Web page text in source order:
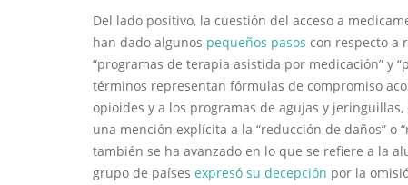
Del lado positivo, la cuestión del acceso a
han dado algunos pequeños pasos con respecto a
“programas de terapia asistida por medicación” y
términos representan fórmulas de compromiso
opioides y a los programas de agujas y
una mención explícita a la “reducción de daños” o
también se ha avanzado en lo que se refiere a la
grupo de países expresó su decepción por la